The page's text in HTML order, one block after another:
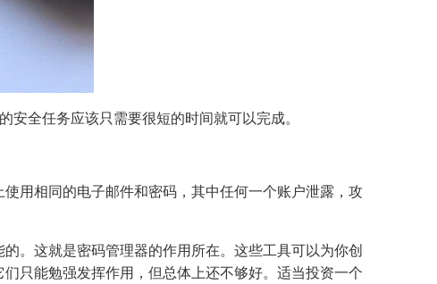
全任务应该只需要很短的时间就可以完成。
用相同的电子邮件和密码，其中任何一个账户泄露，攻
。这就是密码管理器的作用所在。这些工具可以为你创
只能勉强发挥作用，但总体上还不够好。适当投资一个